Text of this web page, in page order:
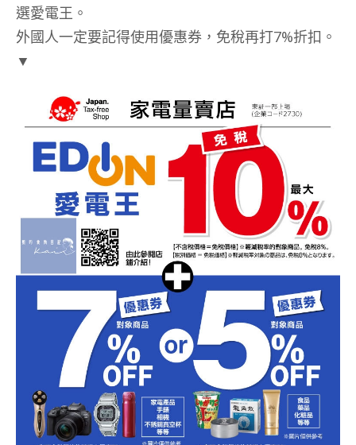
選愛電王。
外國人一定要記得使用優惠券，免稅再打7%折扣。
▼